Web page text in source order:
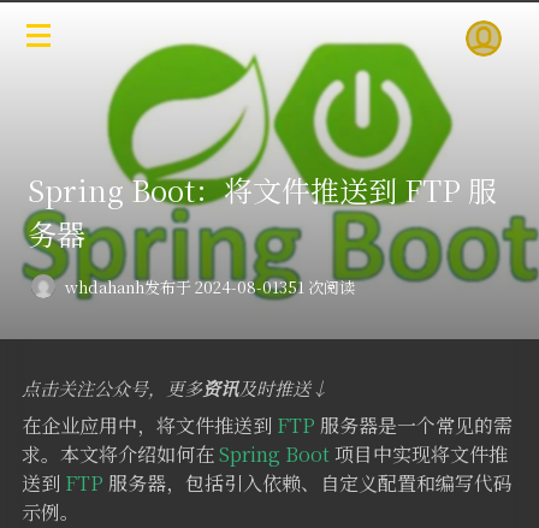
Spring Boot：将文件推送到 FTP 服
务器
whdahanh发布于 2024-08-01351 次阅读
点击关注公众号，更多资讯及时推送↓
在企业应用中，将文件推送到 FTP 服务器是一个常见的需
求。本文将介绍如何在Spring Boot项目中实现将文件推
送到 FTP 服务器，包括引入依赖、自定义配置和编写代码
示例。